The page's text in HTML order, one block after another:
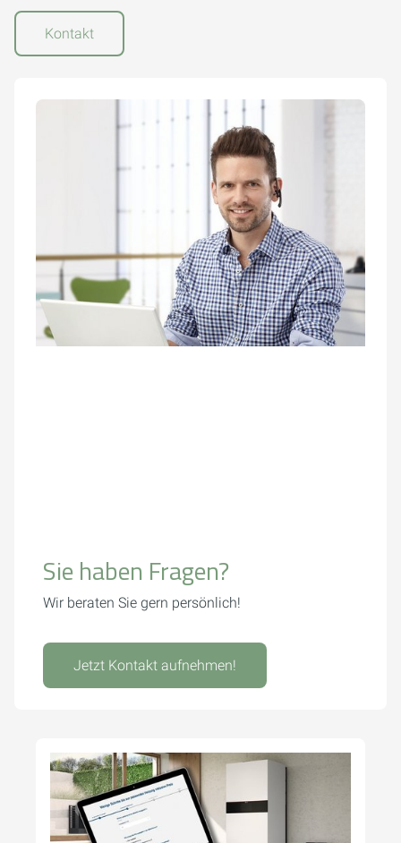
Kontakt
Sie haben Fragen?
Wir beraten Sie gern persönlich!
Jetzt Kontakt aufnehmen!